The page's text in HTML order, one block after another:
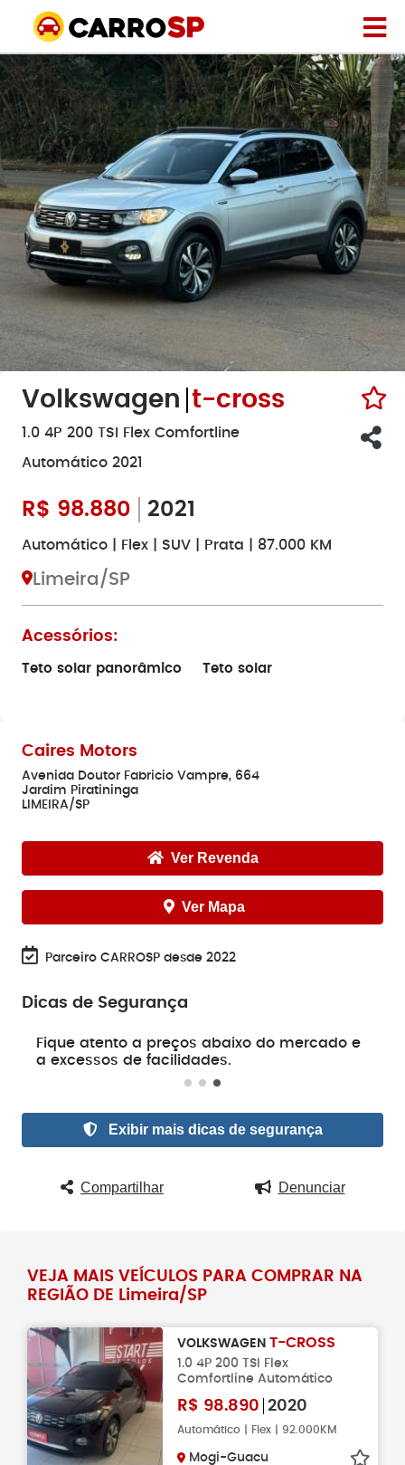
Volkswagen t-cross
1.0 4P 200 TSI Flex Comfortline
Automático 2021
R$ 98.880 2021
Automático | Flex | SUV | Prata | 87.000 KM
Limeira/SP
Acessórios:
Teto solar panorâmico Teto solar
Caires Motors
Avenida Doutor Fabricio Vampre, 664
Jardim Piratininga
LIMEIRA/SP
Ver Revenda
Ver Mapa
Parceiro CARROSP desde 2022
Dicas de Segurança
Fique atento a preços abaixo do mercado e
a excessos de facilidades.
Exibir mais dicas de segurança
Compartilhar Denunciar
VEJA MAIS VEÍCULOS PARA COMPRAR NA
REGIÃO DE Limeira/SP
VOLKSWAGEN T-CROSS
1.0 4P 200 TSI Flex
Comfortline Automático
R$ 98.890 2020
Automático | Flex | 92.000KM
Mogi-Guacu